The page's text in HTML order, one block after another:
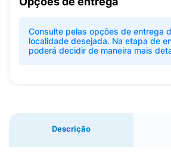
Consulte pelas opções de entrega
localidade desejada. Na etapa de
poderá decidir de maneira mais
Descrição